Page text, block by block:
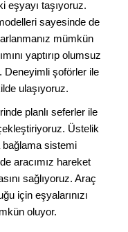
eşyayı taşıyoruz.
sayesinde de
mümkün
yaptırıp olumsuz
Deneyimli şoförler ile
ulaşıyoruz.
planlı seferler ile
Üstelik
sistemi
aracımız hareket
sağlıyoruz. Araç
için eşyalarınızı
oluyor.